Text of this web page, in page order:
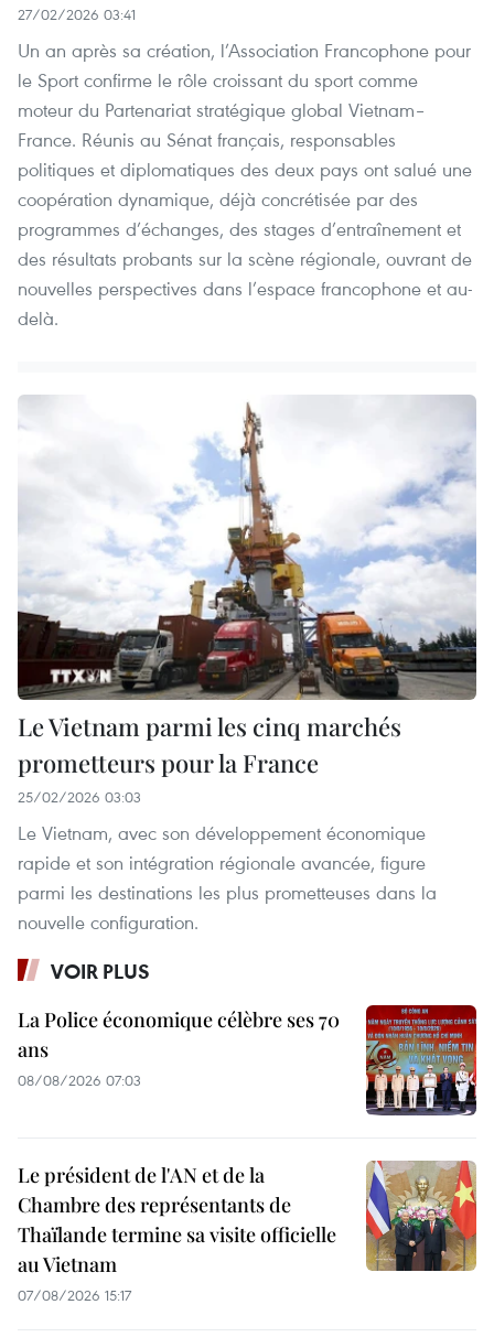
27/02/2026 03:41
Un an après sa création, l’Association Francophone pour
le Sport confirme le rôle croissant du sport comme
moteur du Partenariat stratégique global Vietnam–
France. Réunis au Sénat français, responsables
politiques et diplomatiques des deux pays ont salué une
coopération dynamique, déjà concrétisée par des
programmes d’échanges, des stages d’entraînement et
des résultats probants sur la scène régionale, ouvrant de
nouvelles perspectives dans l’espace francophone et au-
delà.
Le Vietnam parmi les cinq marchés
prometteurs pour la France
25/02/2026 03:03
Le Vietnam, avec son développement économique
rapide et son intégration régionale avancée, figure
parmi les destinations les plus prometteuses dans la
nouvelle configuration.
VOIR PLUS
La Police économique célèbre ses 70
ans
08/08/2026 07:03
Le président de l'AN et de la
Chambre des représentants de
Thaïlande termine sa visite officielle
au Vietnam
07/08/2026 15:17